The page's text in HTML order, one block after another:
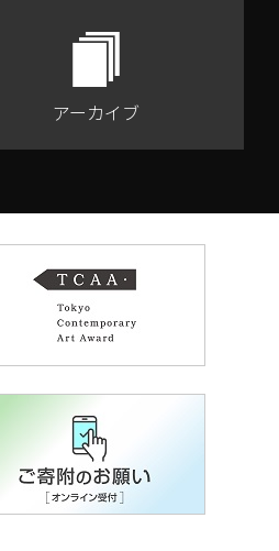
アーカイブ